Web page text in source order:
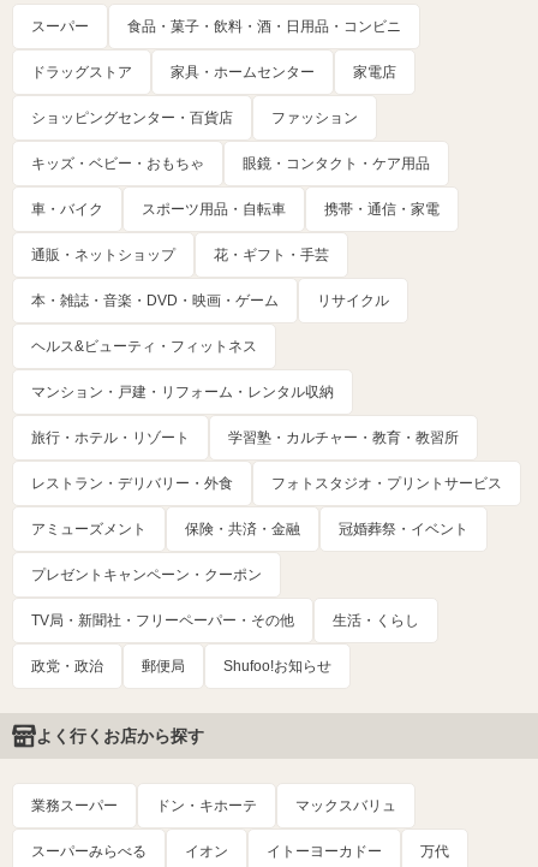
スーパー 食品・菓子・飲料・酒・日用品・コンビニ
ドラッグストア 家具・ホームセンター 家電店
ショッピングセンター・百貨店 ファッション
キッズ・ベビー・おもちゃ 眼鏡・コンタクト・ケア用品
車・バイク スポーツ用品・自転車 携帯・通信・家電
通販・ネットショップ 花・ギフト・手芸
本・雑誌・音楽・DVD・映画・ゲーム リサイクル
ヘルス&ビューティ・フィットネス
マンション・戸建・リフォーム・レンタル収納
旅行・ホテル・リゾート 学習塾・カルチャー・教育・教習所
レストラン・デリバリー・外食 フォトスタジオ・プリントサービス
アミューズメント 保険・共済・金融 冠婚葬祭・イベント
プレゼントキャンペーン・クーポン
TV局・新聞社・フリーペーパー・その他 生活・くらし
政党・政治 郵便局 Shufoo!お知らせ
よく行くお店から探す
業務スーパー ドン・キホーテ マックスバリュ
スーパーみらべる イオン イトーヨーカドー 万代